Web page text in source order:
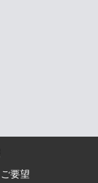
要望